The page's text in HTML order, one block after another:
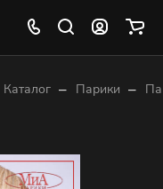
Каталог – Парики –